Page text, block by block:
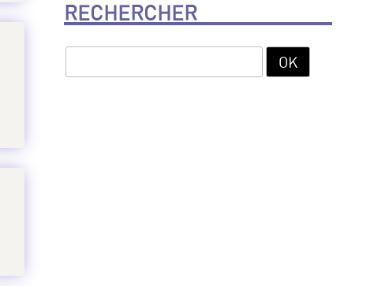
RECHERCHER